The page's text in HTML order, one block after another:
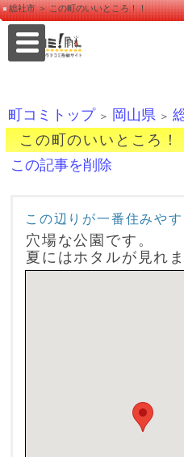
総社市 ＞ この町のいいところ！！
町コミトップ ＞ 岡山県 ＞
この町のいいところ！
この記事を削除
この辺りが一番住みや
穴場な公園です。
夏にはホタルが見れま